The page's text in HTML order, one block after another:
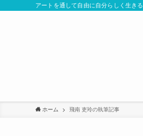
アートを通して自由に自分らしく生きる
ホーム 飛南 吏玲の執筆記事